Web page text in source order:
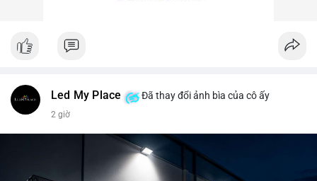
Led My Place Đã thay đổi ảnh bìa của cô ấy
2 giờ